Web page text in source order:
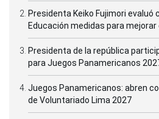
Presidenta Keiko Fujimori evaluó
Educación medidas para
Presidenta de la república
para Juegos Panamericanos
Juegos Panamericanos: abren
de Voluntariado Lima 2027